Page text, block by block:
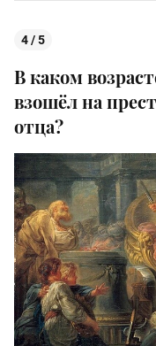
4 / 5
В каком
взошёл на
отца?